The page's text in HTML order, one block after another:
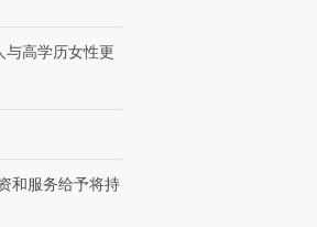
飞地休达
与高学历女性更
和服务给予将持